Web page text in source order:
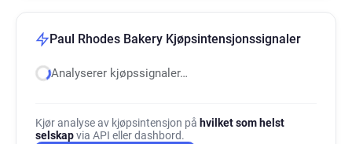
Paul Rhodes Bakery Kjøpsintensjonssignaler
Analyserer kjøpssignaler…
Kjør analyse av kjøpsintensjon på hvilket som helst
selskapvia API eller dashbord.